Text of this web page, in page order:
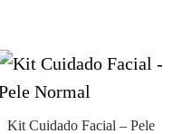
Kit Cuidado Facial – Pele